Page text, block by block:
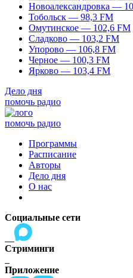
Новоалександровка —
Тобольск — 98,3 FM
Омутинское — 102,6 FM
Сладково — 103,2 FM
Упорово — 106,8 FM
Черное — 100,3 FM
Ярково — 103,4 FM
Дело дня
помочь радио
помочь радио
Программы
Расписание
Авторы
Дело дня
О нас
Социальные сети
Стриминги
Приложение